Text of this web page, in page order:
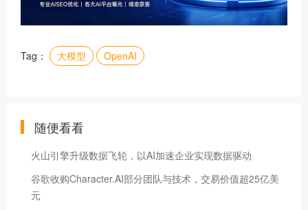
Tag： 大模型 OpenAI
随便看看
火山引擎升级数据飞轮，以AI加速企业实现数据驱动
谷歌收购Character.AI部分团队与技术，交易价值超25亿美
元